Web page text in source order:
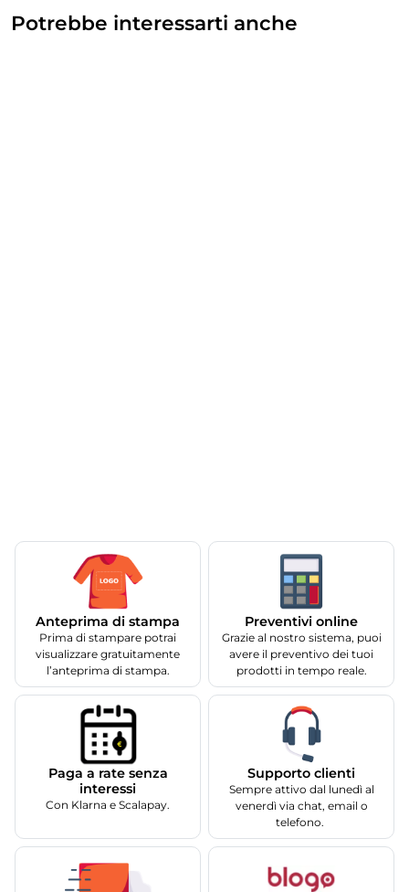
Potrebbe interessarti anche
Anteprima di stampa
Prima di stampare potrai
visualizzare gratuitamente
l’anteprima di stampa.
Preventivi online
Grazie al nostro sistema, puoi
avere il preventivo dei tuoi
prodotti in tempo reale.
Paga a rate senza
interessi
Con Klarna e Scalapay.
Supporto clienti
Sempre attivo dal lunedì al
venerdì via chat, email o
telefono.